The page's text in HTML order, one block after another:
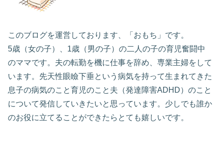
このブログを運営しております、「おもち」です。
5歳（女の子）、1歳（男の子）の二人の子の育児奮闘中
のママです。夫の転勤を機に仕事を辞め、専業主婦をして
います。先天性眼瞼下垂という病気を持って生まれてきた
息子の病気のこと育児のこと夫（発達障害ADHD）のこと
について発信していきたいと思っています。少しでも誰か
のお役に立てることができたらとても嬉しいです。